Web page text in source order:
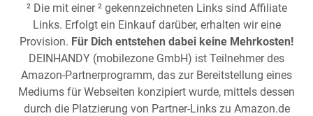
² Die mit einer ² gekennzeichneten Links sind Affiliate
Links. Erfolgt ein Einkauf darüber, erhalten wir eine
Provision. Für Dich entstehen dabei keine Mehrkosten!
DEINHANDY (mobilezone GmbH) ist Teilnehmer des
Amazon-Partnerprogramm, das zur Bereitstellung eines
Mediums für Webseiten konzipiert wurde, mittels dessen
durch die Platzierung von Partner-Links zu Amazon.de